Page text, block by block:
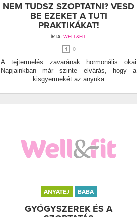
NEM TUDSZ SZOPTATNI? VESD
BE EZEKET A TUTI
PRAKTIKÁKAT!
ÍRTA: WELL&FIT
0
A tejtermelés zavarának hormonális okai
Napjainkban már szinte elvárás, hogy a
kisgyermekét az anyuka
ANYATEJ BABA
GYÓGYSZEREK ÉS A